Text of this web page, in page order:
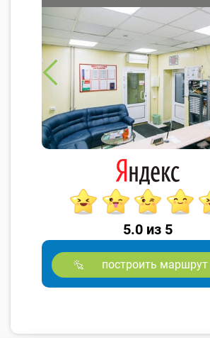
5.0 из 5
построить маршрут